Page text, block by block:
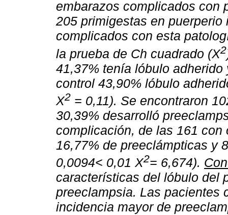
embarazos complicados con
205 primigestas en
complicados con esta
la prueba de Ch cuadrado (X2
41,37% tenía lóbulo
control 43,90% lóbulo
X2 = 0,11). Se encontraron
30,39% desarrolló
complicación, de las 161
16,77% de preeclámpticas y
0,0094< 0,01 X2= 6,674).
características del lóbulo del
preeclampsia. Las pacientes
incidencia mayor de